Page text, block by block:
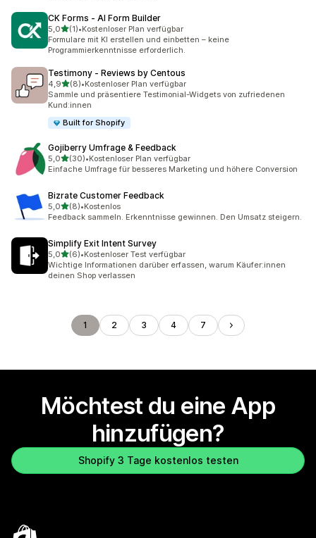
CK Forms ‑ AI Form Builder
5,0von 5 Sternen
(1)
1 Rezensionen insgesamt
•Kostenloser Plan verfügbar
Formulare mit KI erstellen und einbetten – keine
Programmierkenntnisse erforderlich.
Testimony ‑ Reviews by Centous
4,9von 5 Sternen
(8)
8 Rezensionen insgesamt
•Kostenloser Plan verfügbar
Sammle und präsentiere Testimonial-Widgets von zufriedenen
Kund:innen
Built for Shopify
Gojiberry Umfrage & Feedback
5,0von 5 Sternen
(30)
30 Rezensionen insgesamt
•Kostenloser Plan verfügbar
Einfache Umfrage für besseres Marketing und höhere Conversion
Bizrate Customer Feedback
5,0von 5 Sternen
(8)
8 Rezensionen insgesamt
•Kostenlos
Feedback sammeln. Erkenntnisse gewinnen. Den Umsatz steigern.
Simplify Exit Intent Survey
5,0von 5 Sternen
(6)
6 Rezensionen insgesamt
•Kostenloser Test verfügbar
Wichtige Informationen darüber erfassen, warum Käufer:innen
deinen Shop verlassen
1 2 3 4 7
Möchtest du eine App
hinzufügen?
Shopify 3 Tage kostenlos testen